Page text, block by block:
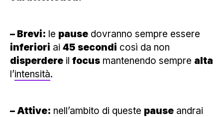
– Brevi: le pause dovranno sempre essere
inferiori ai 45 secondi così da non
disperdere il focus mantenendo sempre alta
l’intensità.
– Attive: nell’ambito di queste pause andrai